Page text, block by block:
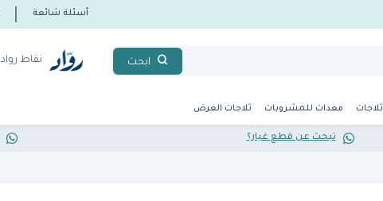
أسئلة شائعة
ابحث نقاط رواد
ثلاجات معدات للمشروبات ثلاجات العرض
تبحث عن قطع غيار؟